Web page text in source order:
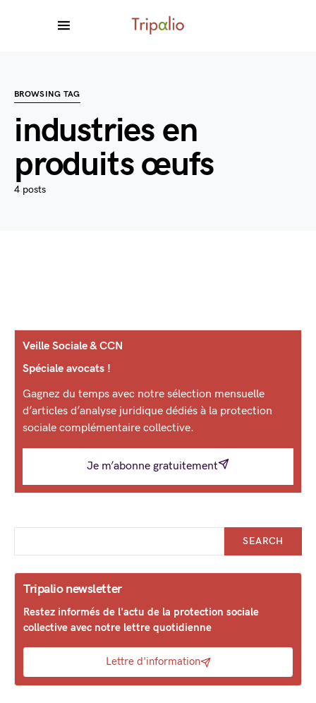
BROWSING TAG
industries en
produits œufs
4 posts
Veille Sociale & CCN
Spéciale avocats !
Gagnez du temps avec notre sélection mensuelle
d’articles d’analyse juridique dédiés à la protection
sociale complémentaire collective.
Je m’abonne gratuitement
SEARCH
Tripalio newsletter
Restez informés de l'actu de la protection sociale
collective avec notre lettre quotidienne
Lettre d'information